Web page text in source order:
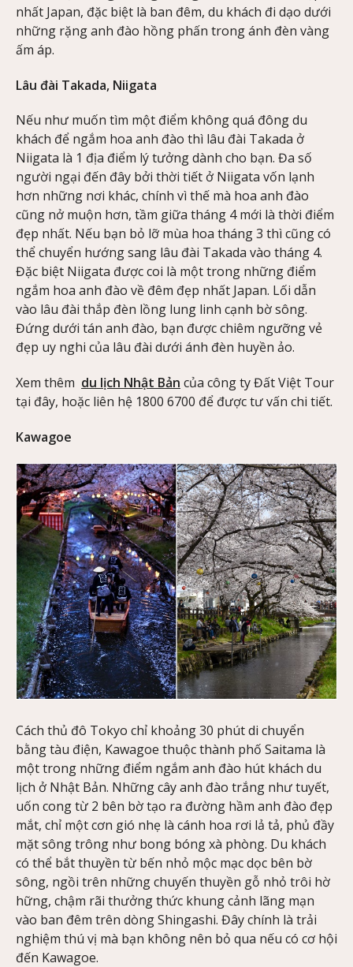
nhất Japan, đặc biệt là ban đêm, du khách đi dạo dưới
những rặng anh đào hồng phấn trong ánh đèn vàng
ấm áp.
Lâu đài Takada, Niigata
Nếu như muốn tìm một điểm không quá đông du
khách để ngắm hoa anh đào thì lâu đài Takada ở
Niigata là 1 địa điểm lý tưởng dành cho bạn. Đa số
người ngại đến đây bởi thời tiết ở Niigata vốn lạnh
hơn những nơi khác, chính vì thế mà hoa anh đào
cũng nở muộn hơn, tầm giữa tháng 4 mới là thời điểm
đẹp nhất. Nếu bạn bỏ lỡ mùa hoa tháng 3 thì cũng có
thể chuyển hướng sang lâu đài Takada vào tháng 4.
Đặc biệt Niigata được coi là một trong những điểm
ngắm hoa anh đào về đêm đẹp nhất Japan. Lối dẫn
vào lâu đài thắp đèn lồng lung linh cạnh bờ sông.
Đứng dưới tán anh đào, bạn được chiêm ngưỡng vẻ
đẹp uy nghi của lâu đài dưới ánh đèn huyền ảo.
Xem thêm du lịch Nhật Bản của công ty Đất Việt Tour
tại đây, hoặc liên hệ 1800 6700 để được tư vấn chi tiết.
Kawagoe
Cách thủ đô Tokyo chỉ khoảng 30 phút di chuyển
bằng tàu điện, Kawagoe thuộc thành phố Saitama là
một trong những điểm ngắm anh đào hút khách du
lịch ở Nhật Bản. Những cây anh đào trắng như tuyết,
uốn cong từ 2 bên bờ tạo ra đường hầm anh đào đẹp
mắt, chỉ một cơn gió nhẹ là cánh hoa rơi lả tả, phủ đầy
mặt sông trông như bong bóng xà phòng. Du khách
có thể bắt thuyền từ bến nhỏ mộc mạc dọc bên bờ
sông, ngồi trên những chuyến thuyền gỗ nhỏ trôi hờ
hững, chậm rãi thưởng thức khung cảnh lãng mạn
vào ban đêm trên dòng Shingashi. Đây chính là trải
nghiệm thú vị mà bạn không nên bỏ qua nếu có cơ hội
đến Kawagoe.